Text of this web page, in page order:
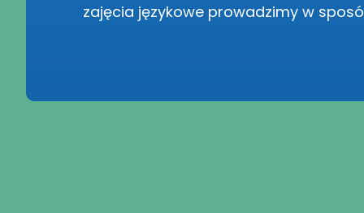
zajęcia językowe prowadzimy w